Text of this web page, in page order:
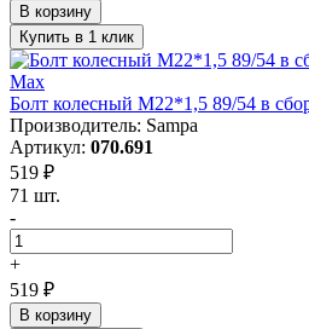
В корзину
Купить в 1 клик
Болт колесный M22*1,5 89/54 в
Производитель: Sampa
Артикул: 070.691
519 ₽
71 шт.
-
+
519 ₽
В корзину